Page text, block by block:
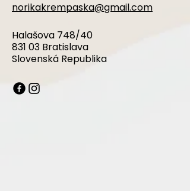
norikakrempaska@gmail.com
Halašova 748/40
831 03 Bratislava
Slovenská Republika